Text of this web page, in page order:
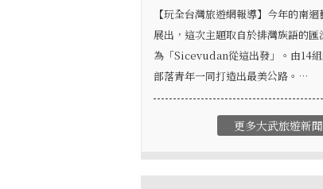
【玩全台灣旅遊網報導】今年的南
展出，這次主題取自於排灣族語的
為「Sicevudan從這出發」。由14
部落青年一同打造出最美公路。…
更多大武旅遊新聞